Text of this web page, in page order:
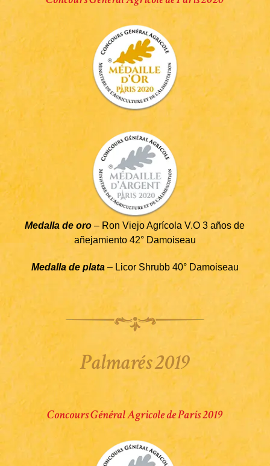
Medalla de oro – Ron Viejo Agrícola V.O 3 años de
añejamiento 42° Damoiseau
Medalla de plata– Licor Shrubb 40° Damoiseau
Palmarés 2019
Concours Général Agricole de París 2019